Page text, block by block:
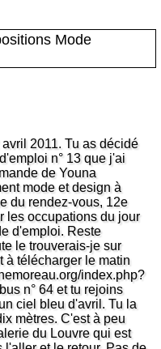
Mode
2011. Tu as décidé
n° 13 que j'ai
de Youna
mode et design à
du rendez-vous, 12e
les occupations du jour
d'emploi. Reste
le trouverais-je sur
à télécharger le matin
index.php?
n° 64 et tu rejoins
ciel bleu d'avril. Tu la
mètres. C'est à peu
du Louvre qui est